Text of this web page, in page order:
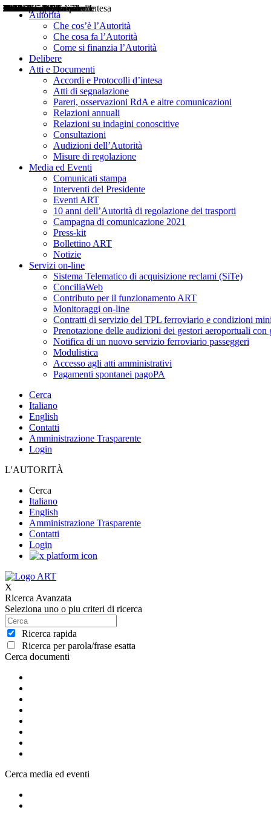
Autorità
Che cos’è l’Autorità
Che cosa fa l’Autorità
Come si finanzia l’Autorità
Delibere
Atti e Documenti
Accordi e Protocolli d’intesa
Atti di segnalazione
Pareri, osservazioni RdA e altre comunicazioni
Relazioni annuali
Relazioni su indagini conoscitive
Consultazioni
Audizioni dell’Autorità
Misure di regolazione
Media ed Eventi
Comunicati stampa
Interventi del Presidente
Eventi ART
10 anni dell’Autorità di regolazione dei trasporti
Campagna di comunicazione 2021
Press-kit
Bollettino ART
Notizie
Servizi on-line
Sistema Telematico di acquisizione reclami (SiTe)
ConciliaWeb
Contributo per il funzionamento ART
Monitoraggi on-line
Contratti di servizio del TPL ferroviario e condizioni
Prenotazione delle audizioni dei gestori aeroportuali con
Notifica di un nuovo servizio ferroviario passeggeri
Modulistica
Accesso agli atti amministrativi
Pagamenti spontanei pagoPA
Cerca
Italiano
English
Contatti
Amministrazione Trasparente
Login
L'AUTORITÀ
Cerca
Italiano
English
Amministrazione Trasparente
Contatti
Login
X
Ricerca Avanzata
Seleziona uno o piu criteri di ricerca
Ricerca rapida
Ricerca per parola/frase esatta
Cerca documenti
Delibere
Pareri
Consultazioni
Audizioni
Atti di Segnalazione
Accordi e Protocolli d'Intesa
Relazioni annuali
Misure di regolazione
Cerca media ed eventi
Notizie
Comunicati Stampa
Bollettini ART
Convegni ART
Interviste del Presidente
Articoli in primo piano
Interventi del Presidente
2004
2005
2010
2013
2014
2015
2016
2017
2018
2019
202
2020
2021
2022
2023
2024
2025
2026
Aereo
Marittimo
Terrestre